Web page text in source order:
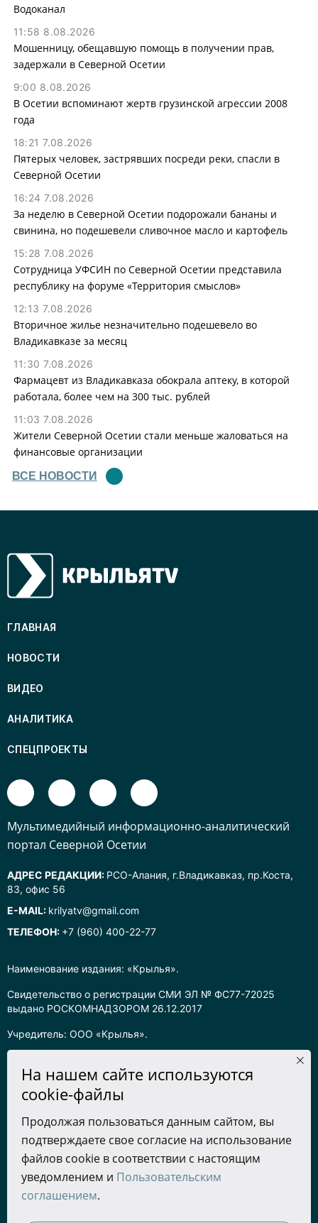
Водоканал
11:58 8.08.2026
Мошенницу, обещавшую помощь в получении прав,
задержали в Северной Осетии
9:00 8.08.2026
В Осетии вспоминают жертв грузинской агрессии 2008
года
18:21 7.08.2026
Пятерых человек, застрявших посреди реки, спасли в
Северной Осетии
16:24 7.08.2026
За неделю в Северной Осетии подорожали бананы и
свинина, но подешевели сливочное масло и картофель
15:28 7.08.2026
Сотрудница УФСИН по Северной Осетии представила
республику на форуме «Территория смыслов»
12:13 7.08.2026
Вторичное жилье незначительно подешевело во
Владикавказе за месяц
11:30 7.08.2026
Фармацевт из Владикавказа обокрала аптеку, в которой
работала, более чем на 300 тыс. рублей
11:03 7.08.2026
Жители Северной Осетии стали меньше жаловаться на
финансовые организации
ВСЕ НОВОСТИ
Наименование издания: «Крылья».
Свидетельство о регистрации СМИ ЭЛ № ФС77-72025
выдано РОСКОМНАДЗОРОМ 26.12.2017
Учредитель: ООО «Крылья».
Информация на сайте предназначена для лиц старше 16 лет.
защищены в соответствии с российским законодательством
об интеллектуальной собственности. Любое использование
текстовых, фото, аудио и видеоматериалов возможно только
с согласия правообладателя (ООО «Крылья») и при строгом
наличии ссылки на ресурс. Для сетевых ресурсов –
гиперссылка.
ГЛАВНАЯ
НОВОСТИ
ВИДЕО
АНАЛИТИКА
СПЕЦПРОЕКТЫ
Mультимедийный информационно-аналитический
портал Северной Осетии
АДРЕС РЕДАКЦИИ: РСО-Алания, г.Владикавказ, пр.Коста,
83, офис 56
E-MAIL: krilyatv@gmail.com
ТЕЛЕФОН: +7 (960) 400-22-77
На нашем сайте используются
cookie-файлы
Продолжая пользоваться данным сайтом, вы
подтверждаете свое согласие на использование
файлов cookie в соответствии с настоящим
уведомлением и Пользовательским
соглашением.